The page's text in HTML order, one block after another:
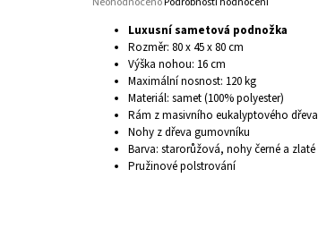
produktu
hvězdiček.
Luxusní sametová podnožka
Rozměr: 80 x 45 x 80 cm
Výška nohou: 16 cm
Maximální nosnost: 120 kg
Materiál: samet (100% polyester)
Rám z masivního eukalyptového dřeva
Nohy z dřeva gumovníku
Barva: starorůžová, nohy černé a zlaté
Pružinové polstrování